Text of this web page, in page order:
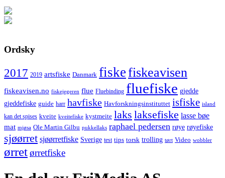
Ordsky
2017 2019 artsfiske Danmark fiskefiskeavisen
fiskeavisen.no fiskejegeren flue Fluebinding fluefiske gjedde
gjeddefiske guide harr havfiske Havforskningsinstituttet isfiske island
kan det spises kveite kveitefiske kystmeite laks laksefiske lasse bøe
mat mjøsa Ole Martin Gilbu pukkellaks raphael pedersen røye røyefiske
sjøørret sjøørretfiske Sverige test tips torsk trolling tørt Video wobbler
ørretørretfiske